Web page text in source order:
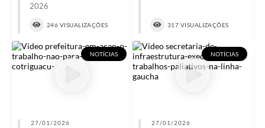
2026
246 VISUALIZAÇÕES 317 VISUALIZAÇÕES
NOTÍCIAS
27/01/2026
NOTÍCIAS
27/01/2026